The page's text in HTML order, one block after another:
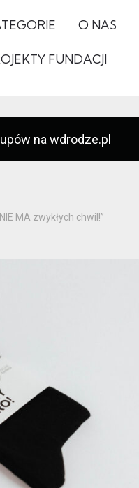
O NAS
FUNDACJI
na wdrodze.pl
MA zwykłych chwil!”